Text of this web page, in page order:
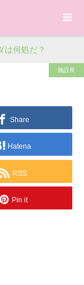
は何処だ？
施設長
Share
Hatena
RSS
Pin it